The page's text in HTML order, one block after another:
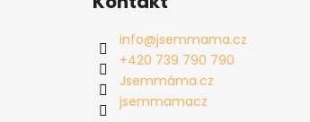
info@jsemmama.cz
+420 739 790 790
Jsemmáma.cz
jsemmamacz